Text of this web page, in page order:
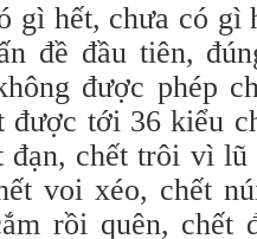
gì hết, chưa có gì
đề đầu tiên,
được phép
được tới 36 kiểu
đạn, chết trôi vì
voi xéo, chết
rồi quên,